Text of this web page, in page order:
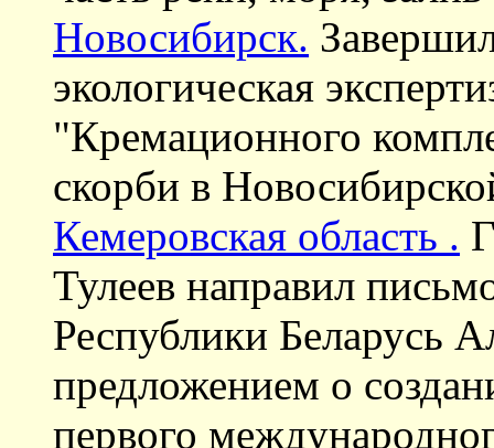
Новосибирск.
экологическая
"Кремационного
скорби в
Кемеровская область .
Тулеев направил
Республики Беларусь
предложением о
первого